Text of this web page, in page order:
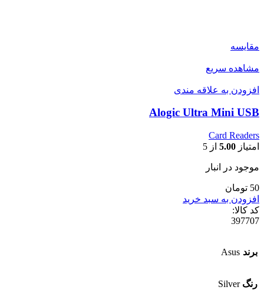
مقایسه
مشاهده سریع
افزودن به علاقه مندی
Alogic Ultra Mini USB
Card Readers
امتیاز 5.00 از 5
موجود در انبار
50 تومان
افزودن به سبد خرید
کد کالا:
397707
برند Asus
رنگ Silver